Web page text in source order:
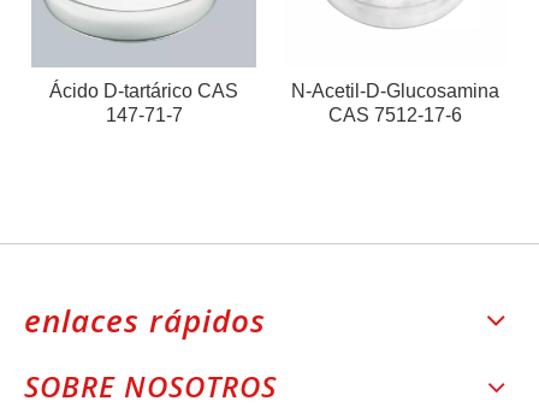
Ácido D-tartárico CAS
147-71-7
N-Acetil-D-Glucosamina
CAS 7512-17-6
enlaces rápidos
SOBRE NOSOTROS